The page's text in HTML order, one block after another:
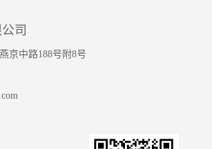
司
京中路188号附8号